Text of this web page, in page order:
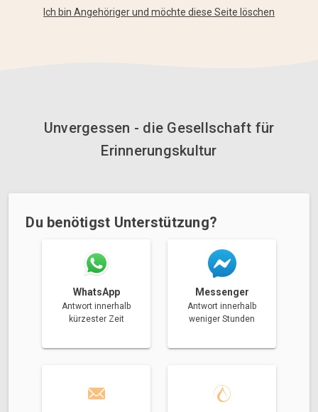
Ich bin Angehöriger und möchte diese Seite löschen
Unvergessen - die Gesellschaft für
Erinnerungskultur
Du benötigst Unterstützung?
WhatsApp
Antwort innerhalb
kürzester Zeit
Messenger
Antwort innerhalb
weniger Stunden